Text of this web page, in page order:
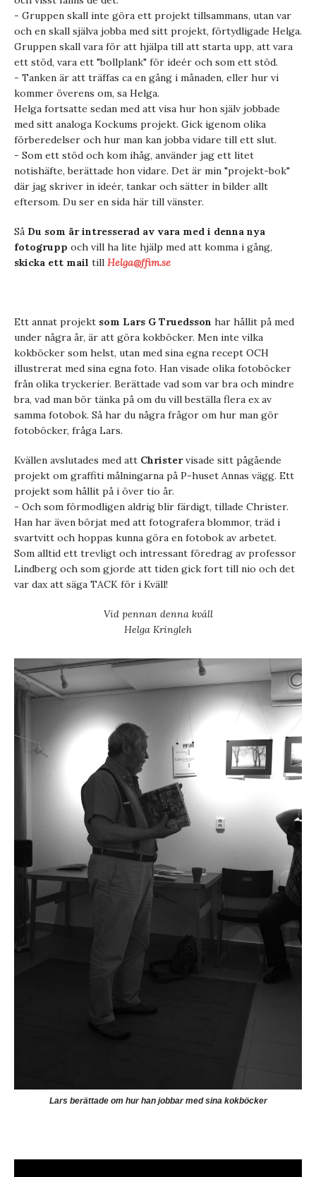
- Gruppen skall inte göra ett projekt tillsammans, utan var
och en skall själva jobba med sitt projekt, förtydligade Helga.
Gruppen skall vara för att hjälpa till att starta upp, att vara
ett stöd, vara ett "bollplank" för ideér och som ett stöd.
- Tanken är att träffas ca en gång i månaden, eller hur vi
kommer överens om, sa Helga.
Helga fortsatte sedan med att visa hur hon själv jobbade
med sitt analoga Kockums projekt. Gick igenom olika
förberedelser och hur man kan jobba vidare till ett slut.
- Som ett stöd och kom ihåg, använder jag ett litet
notishäfte, berättade hon vidare. Det är min "projekt-bok"
där jag skriver in ideér, tankar och sätter in bilder allt
eftersom. Du ser en sida här till vänster.
Så Du som är intresserad av vara med i denna nya
fotogrupp och vill ha lite hjälp med att komma i gång,
skicka ett mail till Helga@ffim.se
Ett annat projekt som Lars G Truedsson har hållit på med
under några år, är att göra kokböcker. Men inte vilka
kokböcker som helst, utan med sina egna recept OCH
illustrerat med sina egna foto. Han visade olika fotoböcker
från olika tryckerier. Berättade vad som var bra och mindre
bra, vad man bör tänka på om du vill beställa flera ex av
samma fotobok. Så har du några frågor om hur man gör
fotoböcker, fråga Lars.
Kvällen avslutades med att Christervisade sitt pågående
projekt om graffiti målningarna på P-huset Annas vägg. Ett
projekt som hållit på i över tio år.
- Och som förmodligen aldrig blir färdigt, tillade Christer.
Han har även börjat med att fotografera blommor, träd i
svartvitt och hoppas kunna göra en fotobok av arbetet.
Som alltid ett trevligt och intressant föredrag av professor
Lindberg och som gjorde att tiden gick fort till nio och det
var dax att säga TACK för i Kväll!
Vid pennan denna kväll
Helga Kringleh
Lars berättade om hur han jobbar med sina kokböcker